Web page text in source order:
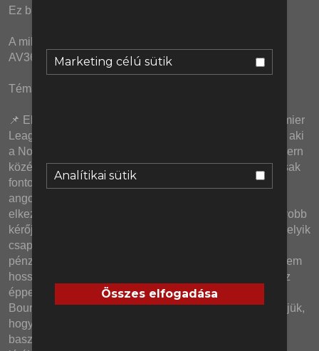
Marketing célú sütik
Analítikai sütik
Összes elfogadása
Ez bizony manchesteri derbi lesz, csak nem a pályán!
A mikrofonokat és podcast keverőnket a Relacart és az
AV365.hu biztosította.
Témák:
📌 Ebben a szezonban a legnagyobb szintlépést a Premier
League-ben szinte biztosan Elliot Anderson mutatta be, aki
a Nottingham Forestben mindent hoz, amit ma egy modern
középpályástól várni lehet. A teljesítménye miatt nem csak
fontos eleme lett a világbajnokság előtt Thomas Tuchel
angol válogatottjának, de érthető módon a topklubok is
elkezdtek sorban állni érte. A hírek szerint a két legnagyobb
kérője a Manchester City és a Manchester United, de melyik
csapatnak érné meg inkább a megszerzése nem kevés
pénzért? A hét nagy híre pedig az, hogy Andoni Iraola nem
hosszabbítja meg a szezon végén lejáró szerződését az
éppen egy 12 meccses veretlen sorozatot produkáló
Bournemouth-nál. A műsor második felében megbeszéljük,
hogy mi áll a nagy menetelés mögött, hol folytathatja a
baszk edző és ki lehet az utódja, de még Tóth Alex